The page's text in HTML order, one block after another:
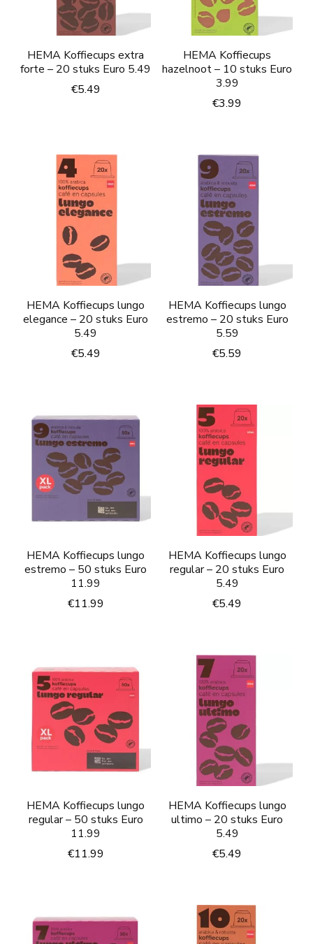
HEMA Koffiecups extra
forte – 20 stuks Euro 5.49
€5.49
HEMA Koffiecups
hazelnoot – 10 stuks Euro
3.99
€3.99
HEMA Koffiecups lungo
elegance – 20 stuks Euro
5.49
€5.49
HEMA Koffiecups lungo
estremo – 20 stuks Euro
5.59
€5.59
HEMA Koffiecups lungo
estremo – 50 stuks Euro
11.99
€11.99
HEMA Koffiecups lungo
regular – 20 stuks Euro
5.49
€5.49
HEMA Koffiecups lungo
regular – 50 stuks Euro
11.99
€11.99
HEMA Koffiecups lungo
ultimo – 20 stuks Euro
5.49
€5.49